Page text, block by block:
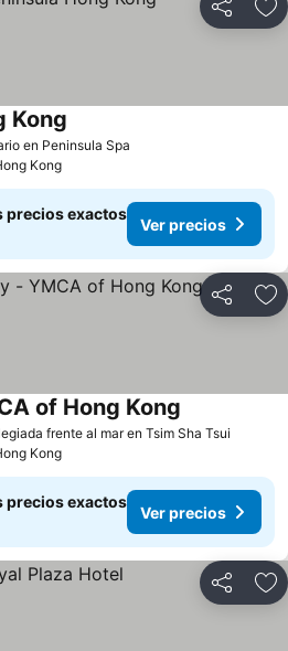
Compartir
en Peninsula Spa
Kong
Kong
precios exactos
Ver precios
Compartir
frente al mar en Tsim Sha Tsui
of Hong Kong
Kong
precios exactos
Ver precios
Compartir